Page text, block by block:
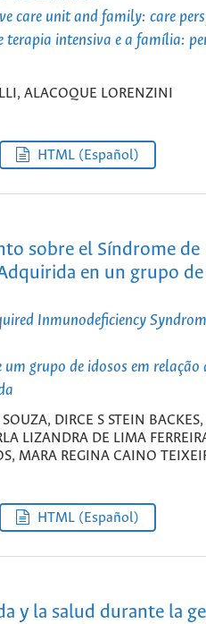
care unit and family: care
terapia intensiva e a família:
ALACOQUE LORENZINI
HTML (Español)
sobre el Síndrome de
en un grupo
Inmunodeficiency
um grupo de idosos em relação
DIRCE S STEIN
LIZANDRA DE LIMA
MARA REGINA CAINO
HTML (Español)
y la salud durante la